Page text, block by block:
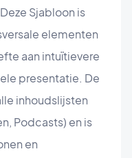
Sjabloon is
elementen
aan intuïtievere
presentatie. De
inhoudslijsten
Podcasts) en is
en